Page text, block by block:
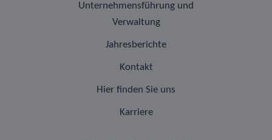
Unternehmensführung und
Verwaltung
Jahresberichte
Kontakt
Hier finden Sie uns
Karriere